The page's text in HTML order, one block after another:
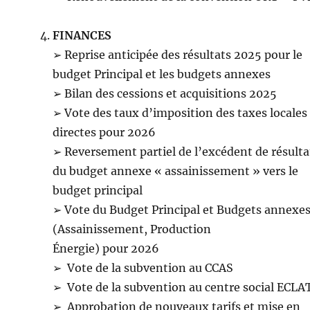
FINANCES
➢ Reprise anticipée des résultats 2025 pour le
budget Principal et les budgets annexes
➢ Bilan des cessions et acquisitions 2025
➢ Vote des taux d’imposition des taxes locales
directes pour 2026
➢ Reversement partiel de l’excédent de
du budget annexe « assainissement » vers le
budget principal
➢ Vote du Budget Principal et Budgets annexes
(Assainissement, Production
Énergie) pour 2026
➢ Vote de la subvention au CCAS
➢ Vote de la subvention au centre social
➢ Approbation de nouveaux tarifs et mise en